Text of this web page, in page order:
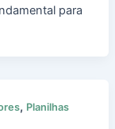
para
, Planilhas